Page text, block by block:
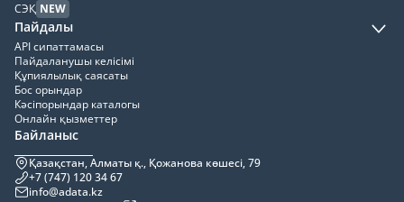
СЭҚ NEW
Пайдалы
API сипаттамасы
Пайдаланушы келісімі
Құпиялылық саясаты
Бос орындар
Кәсіпорындар каталогы
Онлайн қызметтер
Байланыс
Қазақстан, Алматы қ., Қожанова көшесі, 79
+7 (747) 120 34 67
info@adata.kz